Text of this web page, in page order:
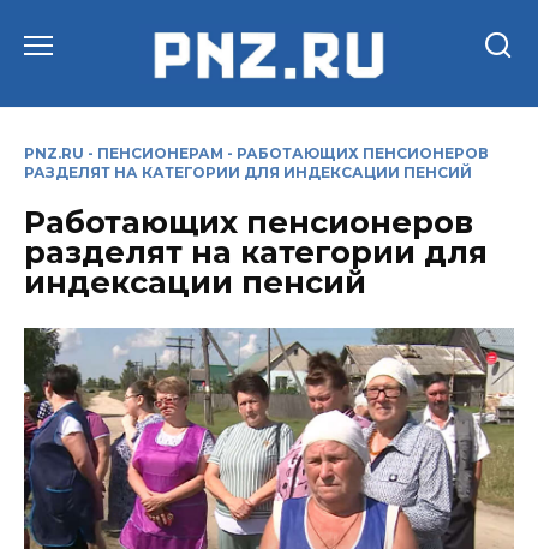
PNZ.RU - ПЕНСИОНЕРАМ - РАБОТАЮЩИХ ПЕНСИОНЕРОВ
РАЗДЕЛЯТ НА КАТЕГОРИИ ДЛЯ ИНДЕКСАЦИИ ПЕНСИЙ
Работающих пенсионеров
разделят на категории для
индексации пенсий